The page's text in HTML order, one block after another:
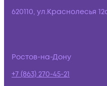
620110, ул.Краснолесья
Ростов-на-Дону
+7 (863) 270-45-21